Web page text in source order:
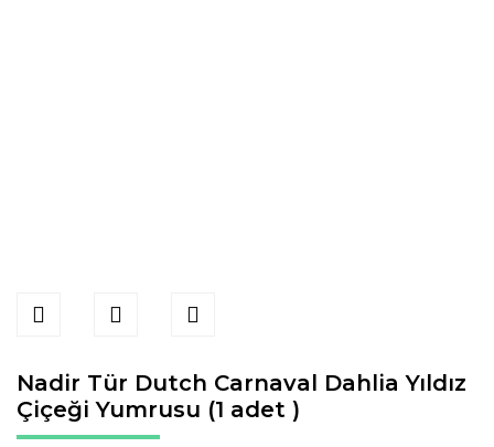
Nadir Tür Dutch Carnaval Dahlia Yıldız
Çiçeği Yumrusu (1 adet )